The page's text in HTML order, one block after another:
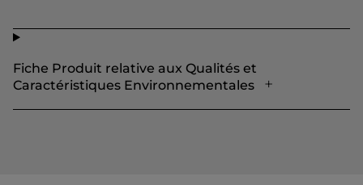
Fiche Produit relative aux Qualités et
Caractéristiques Environnementales